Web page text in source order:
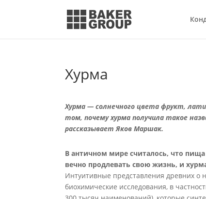
Хурма
Хурма — солнечного цвета фрукт,
том, почему хурма получила такое
рассказывает Яков Маршак.
В античном мире считалось, что
вечно продлевать свою жизнь, и
Интуитивные представления древних о
биохимические исследования, в